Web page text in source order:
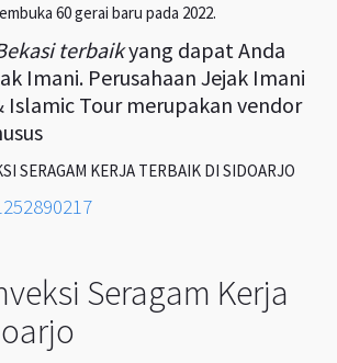
60 gerai baru pada 2022.
terbaikyang dapat Anda
Imani. Perusahaan Jejak Imani
Islamic Tour merupakan vendor
SERAGAM KERJA TERBAIK DI SIDOARJO
Seragam Kerja